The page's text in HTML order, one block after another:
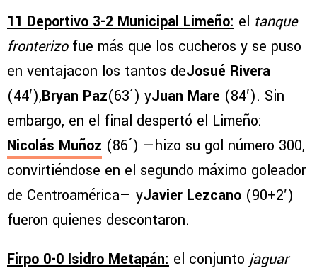
11 Deportivo 3-2 Municipal Limeño: el tanque
fronterizofue más que los cucheros y se puso
en ventajacon los tantos deJosué Rivera
(44′),Bryan Paz(63´) yJuan Mare (84′). Sin
embargo, en el final despertó el Limeño:
Nicolás Muñoz (86´) —hizo su gol número 300,
convirtiéndose en el segundo máximo goleador
de Centroamérica— yJavier Lezcano (90+2′)
fueron quienes descontaron.
Firpo 0-0 Isidro Metapán: el conjunto jaguar